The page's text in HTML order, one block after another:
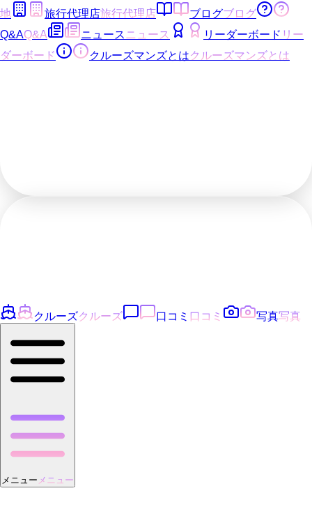
地
旅行代理店旅行代理店 ブログブログ
Q&AQ&A ニュース ニュース リーダーボード リー
ダーボード
クルーズマンズとはクルーズマンズとは
クルーズクルーズ 口コミ 口コミ 写真写真
メニュー メニュー